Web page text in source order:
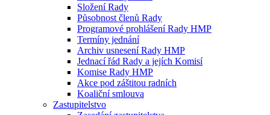
Složení Rady
Působnost členů Rady
Programové prohlášení Rady HMP
Termíny jednání
Archiv usnesení Rady HMP
Jednací řád Rady a jejích Komisí
Komise Rady HMP
Akce pod záštitou radních
Koaliční smlouva
Zastupitelstvo